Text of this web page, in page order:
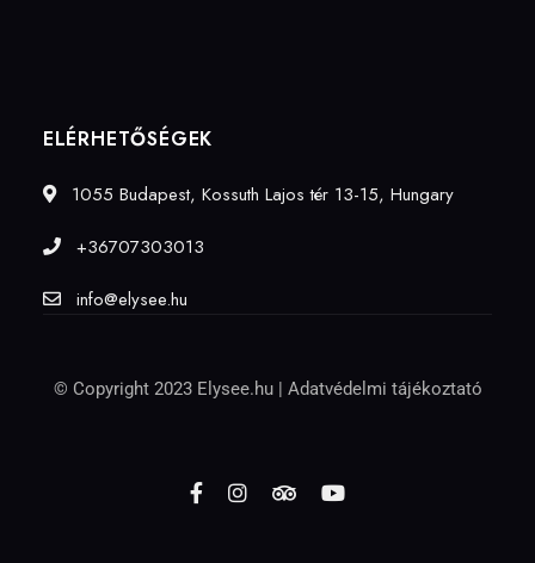
ELÉRHETŐSÉGEK
1055 Budapest, Kossuth Lajos tér 13-15, Hungary
+36707303013
info@elysee.hu
© Copyright 2023 Elysee.hu | Adatvédelmi tájékoztató